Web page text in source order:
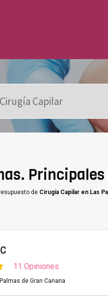
de Cirugía Capilar en Las
11 Opiniones
de Gran Canaria